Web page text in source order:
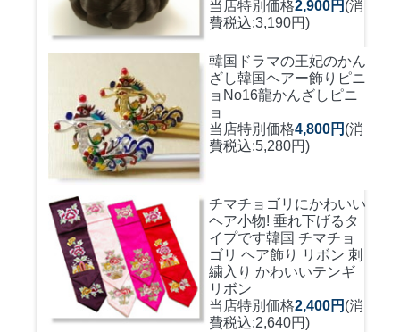
当店特別価格2,900円 (消
費税込:3,190円)
韓国ドラマの王妃のかん
ざし韓国ヘアー飾りピニ
ョNo16龍かんざしピニ
ョ
当店特別価格4,800円 (消
費税込:5,280円)
チマチョゴリにかわいい
ヘア小物! 垂れ下げるタ
イプです韓国 チマチョ
ゴリ ヘア飾り リボン 刺
繍入り かわいいテンギ
リボン
当店特別価格2,400円 (消
費税込:2,640円)